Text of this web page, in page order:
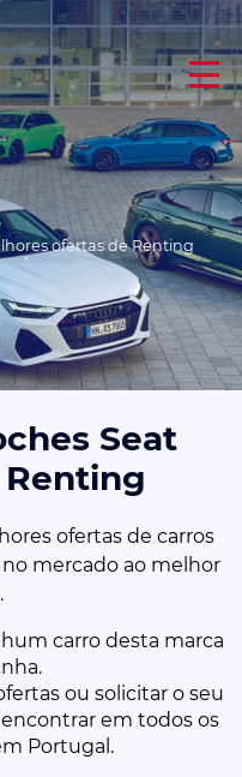
ofertas de Renting
Seat
ofertas de carros
mercado ao melhor
carro desta marca
ou solicitar o seu
em todos os
Portugal.